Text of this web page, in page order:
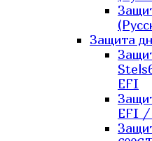
Защита
EFI
EFI /